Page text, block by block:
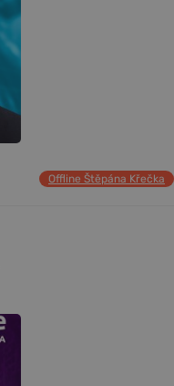
Offline Štěpána Křečka